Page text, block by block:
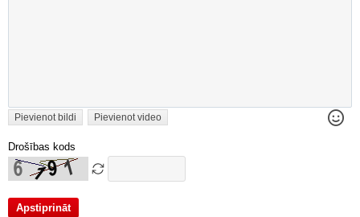
Pievienot bildi Pievienot video
Drošības kods